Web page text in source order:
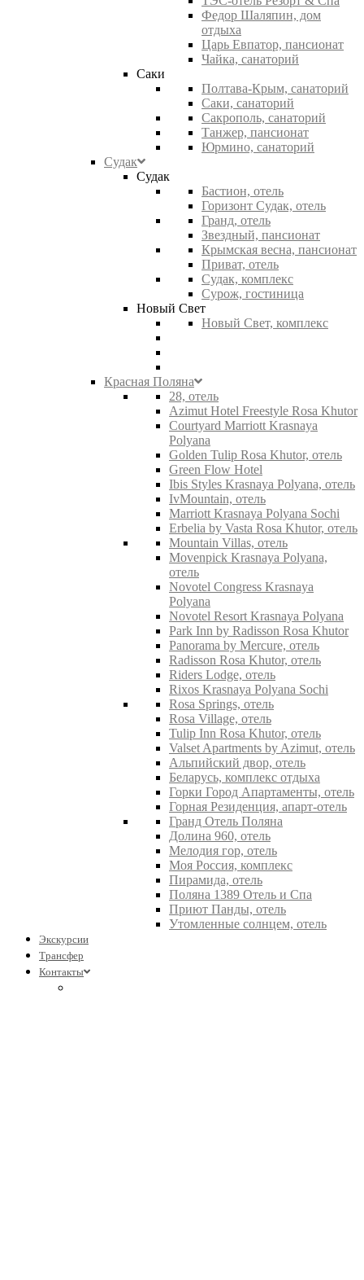
Федор Шаляпин, дом
отдыха
Царь Евпатор, пансионат
Чайка, санаторий
Саки
Полтава-Крым, санаторий
Саки, санаторий
Сакрополь, санаторий
Танжер, пансионат
Юрмино, санаторий
Судак
Судак
Бастион, отель
Горизонт Судак, отель
Гранд, отель
Звездный, пансионат
Крымская весна, пансионат
Приват, отель
Судак, комплекс
Сурож, гостиница
Новый Свет
Новый Свет, комплекс
Красная Поляна
28, отель
Azimut Hotel Freestyle Rosa Khutor
Courtyard Marriott Krasnaya
Polyana
Golden Tulip Rosa Khutor, отель
Green Flow Hotel
Ibis Styles Krasnaya Polyana, отель
IvMountain, отель
Marriott Krasnaya Polyana Sochi
Erbelia by Vasta Rosa Khutor, отель
Mountain Villas, отель
Movenpick Krasnaya Polyana,
отель
Novotel Congress Krasnaya
Polyana
Novotel Resort Krasnaya Polyana
Park Inn by Radisson Rosa Khutor
Panorama by Mercure, отель
Radisson Rosa Khutor, отель
Riders Lodge, отель
Rixos Krasnaya Polyana Sochi
Rosa Springs, отель
Rosa Village, отель
Tulip Inn Rosa Khutor, отель
Valset Apartments by Azimut, отель
Альпийский двор, отель
Беларусь, комплекс отдыха
Горки Город Апартаменты, отель
Горная Резиденция, апарт-отель
Гранд Отель Поляна
Долина 960, отель
Мелодия гор, отель
Моя Россия, комплекс
Пирамида, отель
Поляна 1389 Отель и Спа
Приют Панды, отель
Утомленные солнцем, отель
Экскурсии
Трансфер
Контакты